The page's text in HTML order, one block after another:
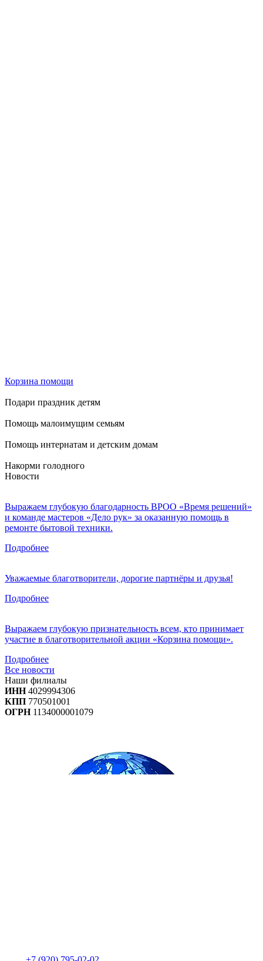
Корзина помощи
Подари праздник детям
Помощь малоимущим семьям
Помощь интернатам и детским домам
Накорми голодного
Новости
Выражаем глубокую благодарность ВРОО «Время решений»
и команде мастеров «Дело рук» за оказанную помощь в
ремонте бытовой техники.
Подробнее
Уважаемые благотворители, дорогие партнёры и друзья!
Подробнее
Выражаем глубокую признательность всем, кто принимает
участие в благотворительной акции «Корзина помощи».
Подробнее
Все новости
Наши филиалы
ИНН4029994306
КПП 770501001
ОГРН1134000001079